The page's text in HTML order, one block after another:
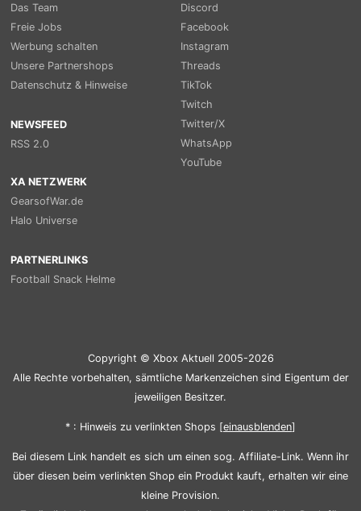
Das Team
Freie Jobs
Werbung schalten
Unsere Partnershops
Datenschutz & Hinweise
NEWSFEED
RSS 2.0
Discord
Facebook
Instagram
Threads
TikTok
Twitch
Twitter/X
WhatsApp
YouTube
XA NETZWERK
GearsofWar.de
Halo Universe
PARTNERLINKS
Football Snack Helme
Copyright © Xbox Aktuell 2005-2026
Alle Rechte vorbehalten, sämtliche Markenzeichen sind Eigentum der
jeweiligen Besitzer.
* : Hinweis zu verlinkten Shops [einausblenden]
Bei diesem Link handelt es sich um einen sog. Affiliate-Link. Wenn ihr
über diesen beim verlinkten Shop ein Produkt kauft, erhalten wir eine
kleine Provision.